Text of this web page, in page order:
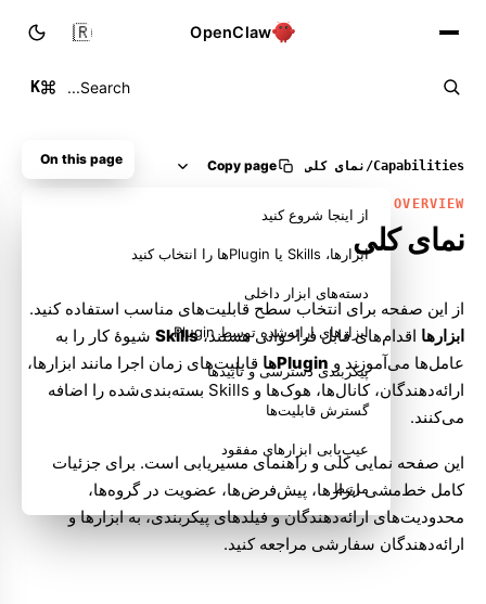
OpenClaw
Search...
K
🇮🇷
Capabilities
/ نمای کلی Copy page
OVERVIEW
نمای کلی
از این صفحه برای انتخاب سطح قابلیت‌های مناسب استفاده کنید.
ابزارها اقدام‌های قابل فراخوانی هستند،Skills شیوهٔ کار را به
عامل‌ها می‌آموزند و Pluginها
قابلیت‌های زمان اجرا مانند ابزارها،
ارائه‌دهندگان، کانال‌ها، هوک‌ها و Skills بسته‌بندی‌شده را اضافه
می‌کنند.
این صفحه نمایی کلی و راهنمای مسیریابی است. برای جزئیات
کامل خط‌مشی ابزارها، پیش‌فرض‌ها، عضویت در گروه‌ها،
محدودیت‌های ارائه‌دهندگان و فیلدهای پیکربندی، بهابزارها و
ارائه‌دهندگان سفارشی مراجعه کنید.
On this page
از اینجا شروع کنید
ابزارها، Skills یا Pluginها را انتخاب کنید
دسته‌های ابزار داخلی
ابزارهای ارائه‌شده توسط Plugin
پیکربندی دسترسی و تأییدها
گسترش قابلیت‌ها
عیب‌یابی ابزارهای مفقود
مرتبط